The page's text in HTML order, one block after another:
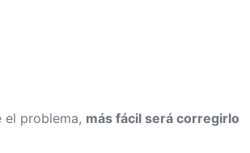
el problema, más fácil será corregirlo